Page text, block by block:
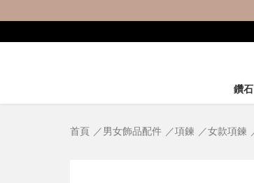
鑽石
首頁 男女飾品配件 項鍊 女款項鍊